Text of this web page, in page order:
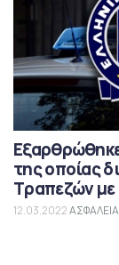
της οποίας
Τραπεζών με
12.03.2022ΑΣΦΑΛΕΙΑ